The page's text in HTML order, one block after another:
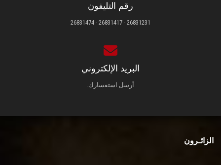
رقم التليفون
26831231 - 26831417 - 26831474
البريد الإلكتروني
أرسل استفسارك.
الزائـرون